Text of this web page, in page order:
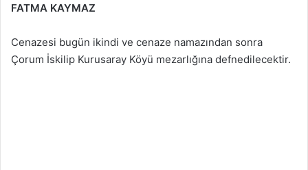
FATMA KAYMAZ
Cenazesi bugün ikindi ve cenaze namazından sonra
Çorum İskilip Kurusaray Köyü mezarlığına defnedilecektir.